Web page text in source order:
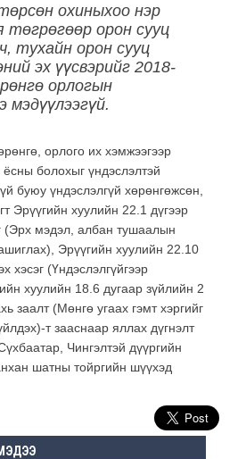
охиныхоо нэр
төгрөгөөр орон сууц
тухайн орон сууц
эх үүсвэрийг 2018-
орлогын
мэдүүлээгүй.
орлого их хэмжээгээр
ёсны болохыг үндэслэлтэй
буюу үндэслэлгүй хөрөнгөжсөн,
Эрүүгийн хуулийн 22.1 дүгээр
(Эрх мэдэл, албан тушаалын
Эрүүгийн хуулийн 22.10
хэсэг (Үндэслэлгүйгээр
хуулийн 18.6 дугаар зүйлийн 2
заалт (Мөнгө угаах гэмт хэргийг
т зааснаар яллах дүгнэлт
Чингэлтэй дүүргийн
шатны тойргийн шүүхэд